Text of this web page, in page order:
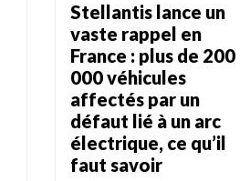
Stellantis lance un
vaste rappel en
France : plus de 200
000 véhicules
affectés par un
défaut lié à un arc
électrique, ce qu’il
faut savoir